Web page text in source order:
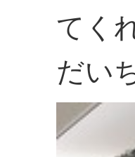
てく
だい